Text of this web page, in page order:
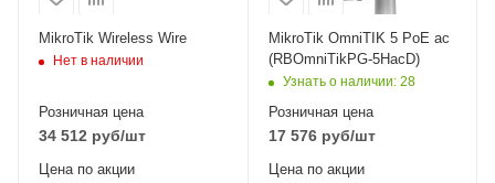
MikroTik Wireless Wire
Нет в наличии
Розничная цена
34 512 руб/шт
Цена по акции
MikroTik OmniTIK 5 PoE ac
(RBOmniTikPG-5HacD)
Узнать о наличии: 28
Розничная цена
17 576руб/шт
Цена по акции